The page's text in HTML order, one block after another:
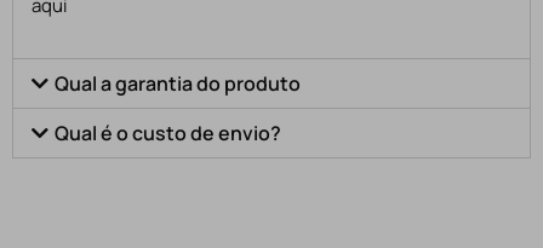
Qual a garantia do produto
Qual é o custo de envio?